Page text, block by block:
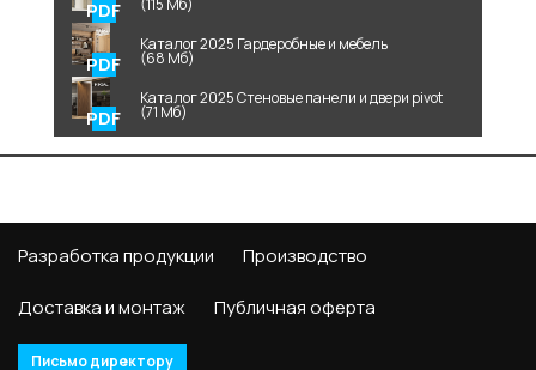
Каталог 2025 Гардеробные и мебель
(68 Мб)
Каталог 2025 Стеновые панели и двери pivot
(71 Мб)
Разработка продукции Производство
Доставка и монтаж Публичная оферта
Письмо директору